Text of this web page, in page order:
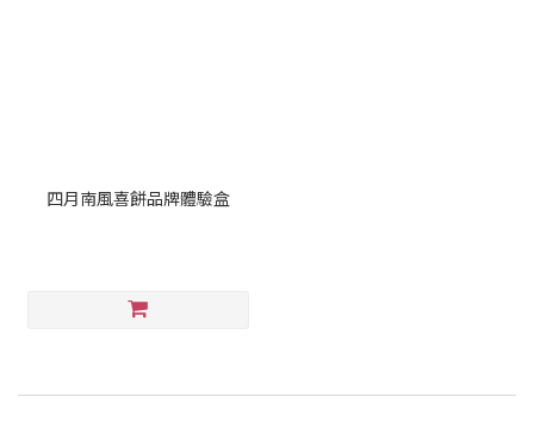
四月南風喜餅品牌體驗盒